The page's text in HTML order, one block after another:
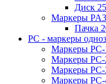
Диск
Маркеры
Пачка
PC - маркеры
Маркеры PC-
Маркеры PC-
Маркеры PC-
Маркеры PC-